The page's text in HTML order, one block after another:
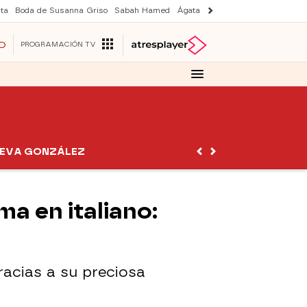
Boda de Susanna Griso Sabah Hamed Ágata y Lola
PROGRAMACIÓN TV
EVA GONZÁLEZ
en italiano:
a su preciosa